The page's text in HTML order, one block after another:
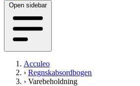
Open sidebar
Acculeo
› Regnskabsordbogen
› Varebeholdning